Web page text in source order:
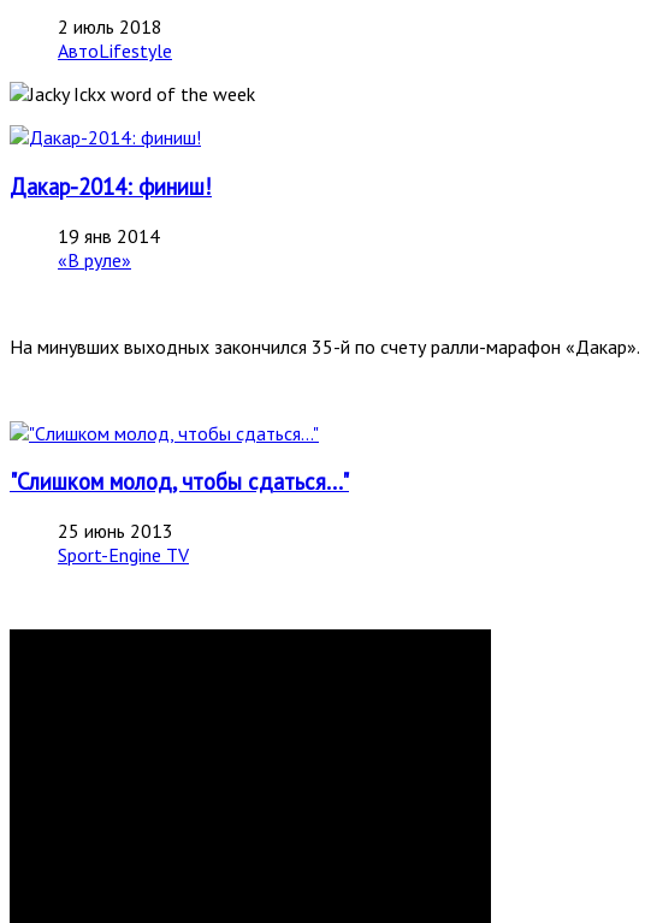
2 июль 2018
АвтоLifestyle
Дакар-2014: финиш!
19 янв 2014
«В руле»
На минувших выходных закончился 35-й по счету ралли-марафон «Дакар».
"Слишком молод, чтобы сдаться..."
25 июнь 2013
Sport-Engine TV